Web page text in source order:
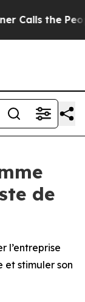
the
de
l’entreprise
et stimuler son